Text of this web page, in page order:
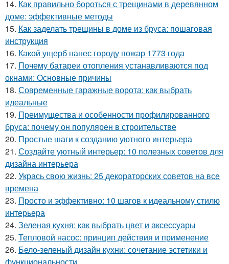
14. Как правильно бороться с трещинами в деревянном
доме: эффективные методы
15. Как заделать трещины в доме из бруса: пошаговая
инструкция
16. Какой ущерб нанес городу пожар 1773 года
17. Почему батареи отопления устанавливаются под
окнами: Основные причины
18. Современные гаражные ворота: как выбрать
идеальные
19. Преимущества и особенности профилированного
бруса: почему он популярен в строительстве
20. Простые шаги к созданию уютного интерьера
21. Создайте уютный интерьер: 10 полезных советов для
дизайна интерьера
22. Укрась свою жизнь: 25 декораторских советов на все
времена
23. Просто и эффективно: 10 шагов к идеальному стилю
интерьера
24. Зеленая кухня: как выбрать цвет и аксессуары
25. Тепловой насос: принцип действия и применение
26. Бело-зеленый дизайн кухни: сочетание эстетики и